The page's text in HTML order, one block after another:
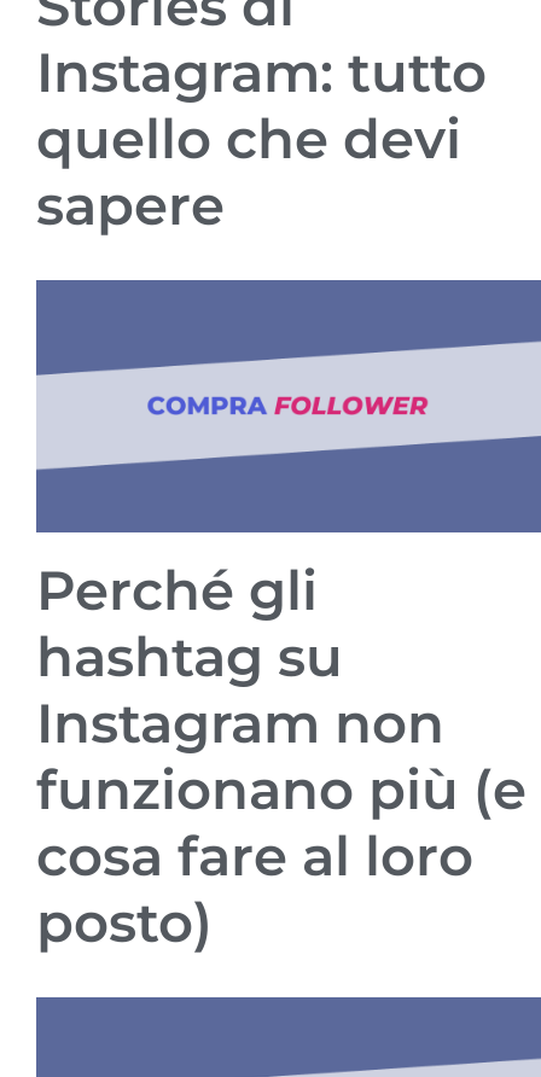
Instagram: tutto
quello che devi
sapere
Perché gli
hashtag su
Instagram non
funzionano più (e
cosa fare al loro
posto)